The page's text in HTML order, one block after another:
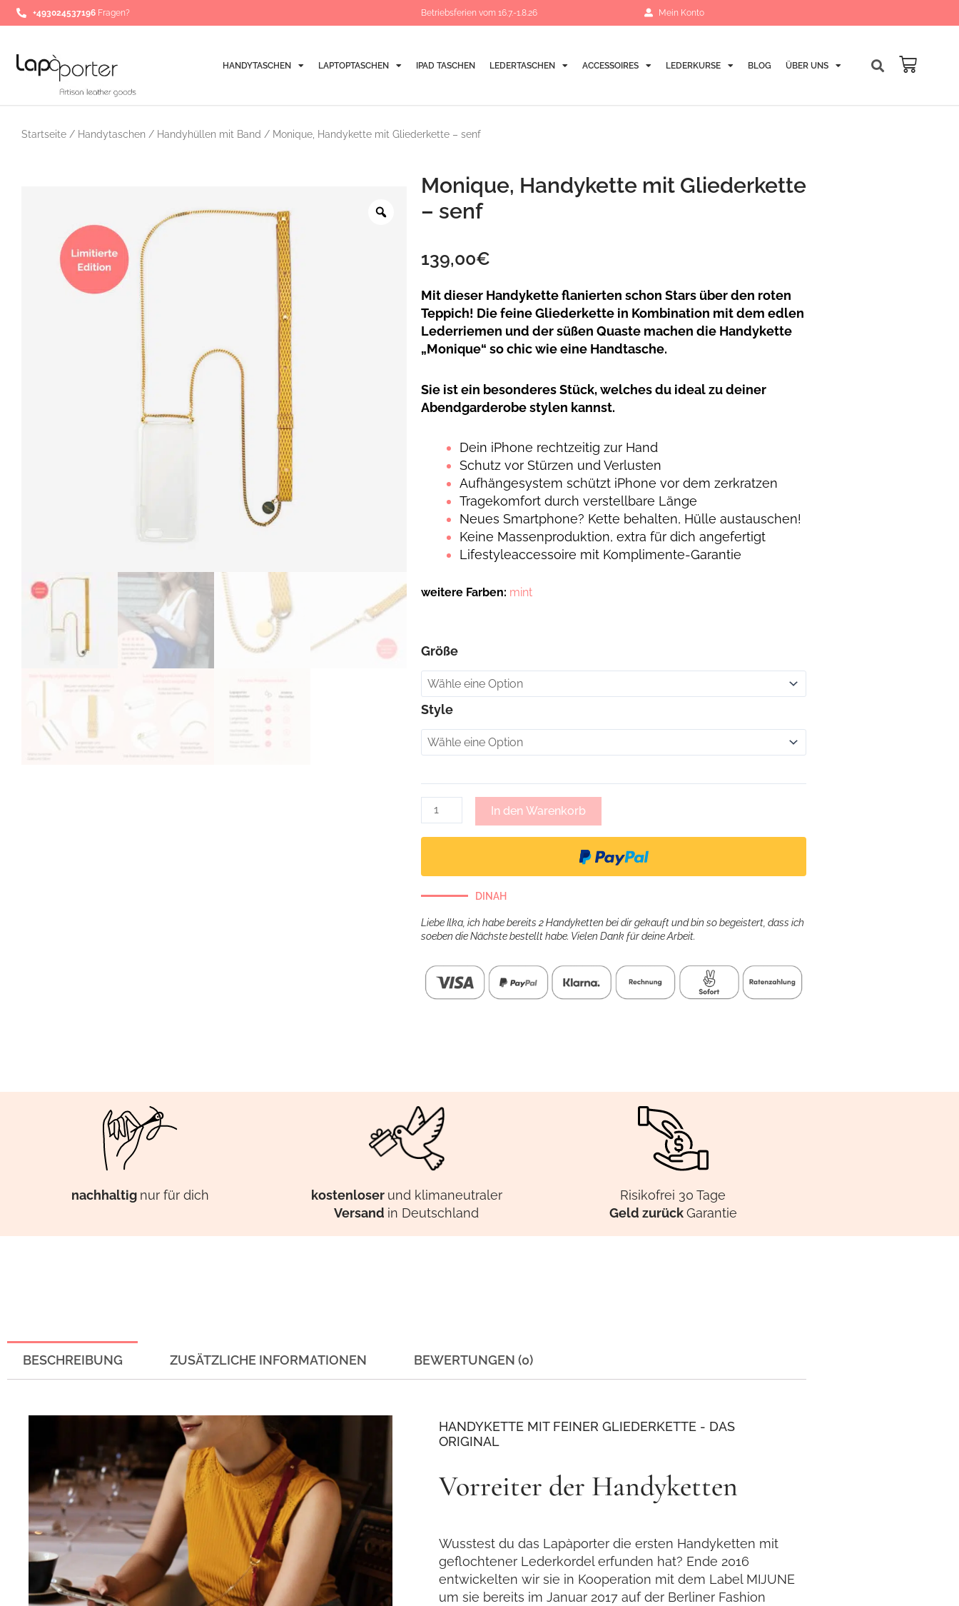
Zum
Inhalt
+493024537196 Fragen? Betriebsferien vom 16.7.-1.8.26 Mein Konto
HANDYTASCHEN LAPTOPTASCHEN IPAD TASCHEN LEDERTASCHEN ACCESSOIRES LEDERKURSE BLOG ÜBER UNS
Startseite / Handytaschen / Handyhüllen mit Band / Monique, Handykette mit Gliederkette – senf
Monique, Handykette mit Gliederkette
– senf
139,00€
Mit dieser Handykette flanierten schon Stars über den roten
Teppich! Die feine Gliederkette in Kombination mit dem edlen
Lederriemen und der süßen Quaste machen die Handykette
„Monique“ so chic wie eine Handtasche.
Sie ist ein besonderes Stück, welches du ideal zu deiner
Abendgarderobe stylen kannst.
Dein iPhone rechtzeitig zur Hand
Schutz vor Stürzen und Verlusten
Aufhängesystem schützt iPhone vor dem zerkratzen
Tragekomfort durch verstellbare Länge
Neues Smartphone? Kette behalten, Hülle austauschen!
Keine Massenproduktion, extra für dich angefertigt
Lifestyleaccessoire mit Komplimente-Garantie
weitere Farben: mint
Größe
Style
Monique,
mit
Gliederkette
-
senf
Menge
In den Warenkorb
DINAH
Liebe Ilka, ich habe bereits 2 Handyketten bei dir gekauft und bin so begeistert, dass ich
soeben die Nächste bestellt habe. Vielen Dank für deine Arbeit.
nachhaltig nur für dich kostenloser und klimaneutraler
Versand in Deutschland
Risikofrei 30 Tage
Geld zurückGarantie
BESCHREIBUNG ZUSÄTZLICHE INFORMATIONEN BEWERTUNGEN (0)
HANDYKETTE MIT FEINER GLIEDERKETTE - DAS
ORIGINAL
Vorreiter der Handyketten
Wusstest du das Lapàporter die ersten Handyketten mit
geflochtener Lederkordel erfunden hat? Ende 2016
entwickelten wir sie in Kooperation mit dem Label MIJUNE
um sie bereits im Januar 2017 auf der Berliner Fashion